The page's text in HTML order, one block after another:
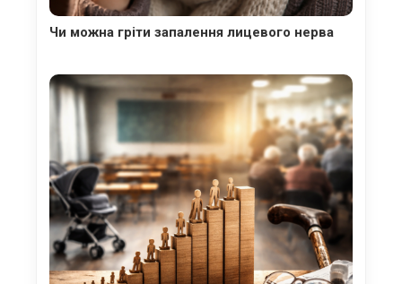
Чи можна гріти запалення лицевого нерва